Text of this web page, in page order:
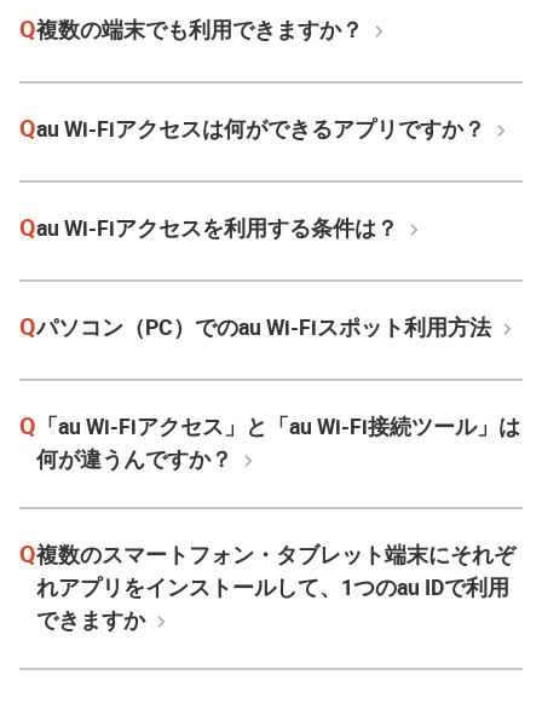
Q複数の端末でも利用できますか？
Qau Wi-Fiアクセスは何ができるアプリですか？
Qau Wi-Fiアクセスを利用する条件は？
Qパソコン（PC）でのau Wi-Fiスポット利用方法
Q 「au Wi-Fiアクセス」と「au Wi-Fi接続ツール」は
何が違うんですか？
Q複数のスマートフォン・タブレット端末にそれぞ
れアプリをインストールして、1つのau IDで利用
できますか